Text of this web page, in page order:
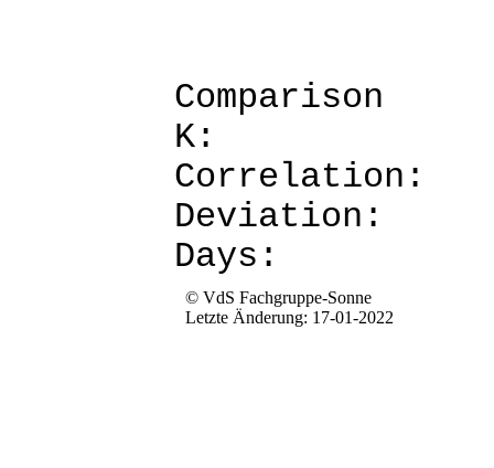
K:
© VdS Fachgruppe-Sonne
Letzte Änderung: 17-01-2022